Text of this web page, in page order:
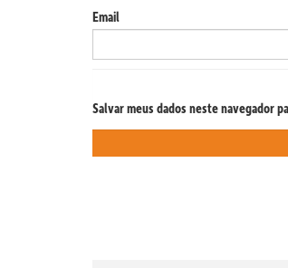
Email
Salvar meus dados neste navegador